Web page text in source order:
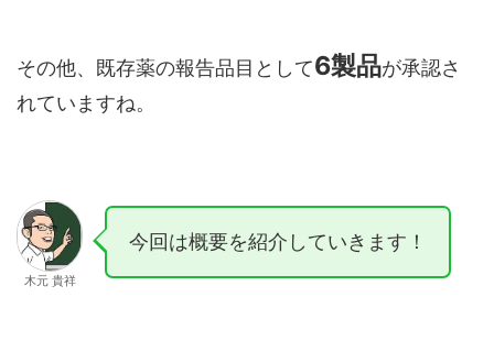
その他、既存薬の報告品目として6製品が承認さ
れていますね。
木元 貴祥
今回は概要を紹介していきます！